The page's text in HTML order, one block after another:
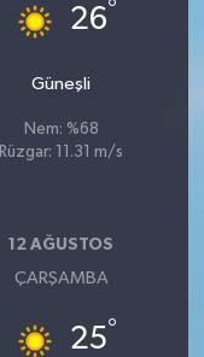
26°
Güneşli
Nem: %68
Rüzgar: 11.31 m/s
12 AĞUSTOS
ÇARŞAMBA
25°